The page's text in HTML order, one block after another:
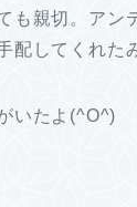
も親切。アン
配してくれた
いたよ(^O^)